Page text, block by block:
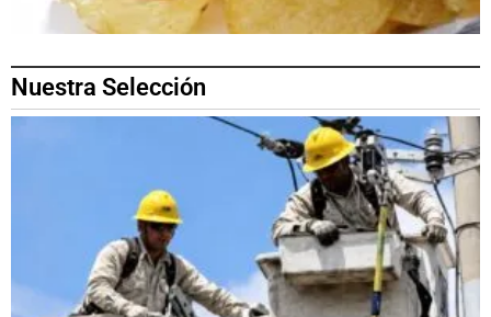
Nuestra Selección